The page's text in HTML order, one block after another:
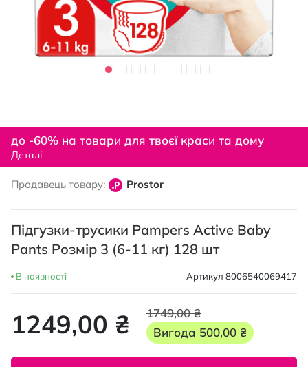
початку
галереї
до -60% на товари для твоєї краси та дому
Деталі
Продавець товару: Prostor
Підгузки-трусики Pampers Active Baby
Pants Розмір 3 (6-11 кг) 128 шт
В наявності Артикул 8006540069417
1249,00 ₴
1749,00 ₴
Вигода 500,00 ₴